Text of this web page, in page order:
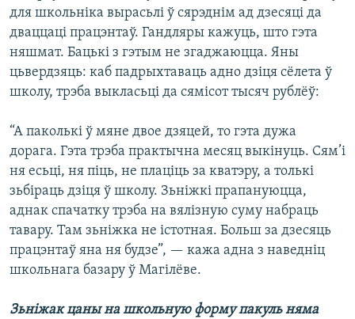
для школьніка вырасьлі ў сярэднім ад дзесяці да
дваццаці працэнтаў. Гандляры кажуць, што гэта
няшмат. Бацькі з гэтым не згаджаюцца. Яны
цьвердзяць: каб падрыхтаваць адно дзіця сёлета ў
школу, трэба выкласьці да сямісот тысяч рублёў:
“А паколькі ў мяне двое дзяцей, то гэта дужа
дорага. Гэта трэба практычна месяц выкінуць. Сям’і
ня есьці, ня піць, не плаціць за кватэру, а толькі
зьбіраць дзіця ў школу. Зьніжкі прапануюцца,
аднак спачатку трэба на вялізную суму набраць
тавару. Там зьніжка не істотная. Больш за дзесяць
працэнтаў яна ня будзе”, — кажа адна з наведніц
школьнага базару ў Магілёве.
Зьніжак цаны на школьную форму пакуль няма